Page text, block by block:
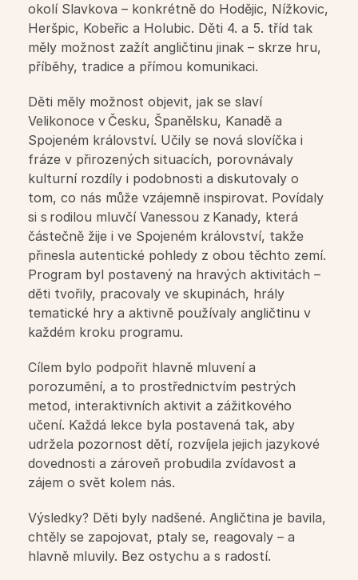
Jazykové kurzy pro dospělé
Letní intenzivní kurzy
Týdenní intenzivní kurzy
Školy
Pásmo pro školy
English is fun pro MŠ
Workshopy pro školy
Firmy
Jazykové služby pro firmy
Firemní jazykové kurzy
Workshopy pro firmy
okolí Slavkova – konkrétně do Hodějic, Nížkovic,
Heršpic, Kobeřic a Holubic. Děti 4. a 5. tříd tak
měly možnost zažít angličtinu jinak – skrze hru,
příběhy, tradice a přímou komunikaci.
Děti měly možnost objevit, jak se slaví
Velikonoce v Česku, Španělsku, Kanadě a
Spojeném království. Učily se nová slovíčka i
fráze v přirozených situacích, porovnávaly
kulturní rozdíly i podobnosti a diskutovaly o
tom, co nás může vzájemně inspirovat. Povídaly
si s rodilou mluvčí Vanessou z Kanady, která
částečně žije i ve Spojeném království, takže
přinesla autentické pohledy z obou těchto zemí.
Program byl postavený na hravých aktivitách –
děti tvořily, pracovaly ve skupinách, hrály
tematické hry a aktivně používaly angličtinu v
každém kroku programu.
Cílem bylo podpořit hlavně mluvení a
porozumění, a to prostřednictvím pestrých
metod, interaktivních aktivit a zážitkového
učení. Každá lekce byla postavená tak, aby
udržela pozornost dětí, rozvíjela jejich jazykové
dovednosti a zároveň probudila zvídavost a
zájem o svět kolem nás.
Výsledky? Děti byly nadšené. Angličtina je bavila,
chtěly se zapojovat, ptaly se, reagovaly – a
hlavně mluvily. Bez ostychu a s radostí.